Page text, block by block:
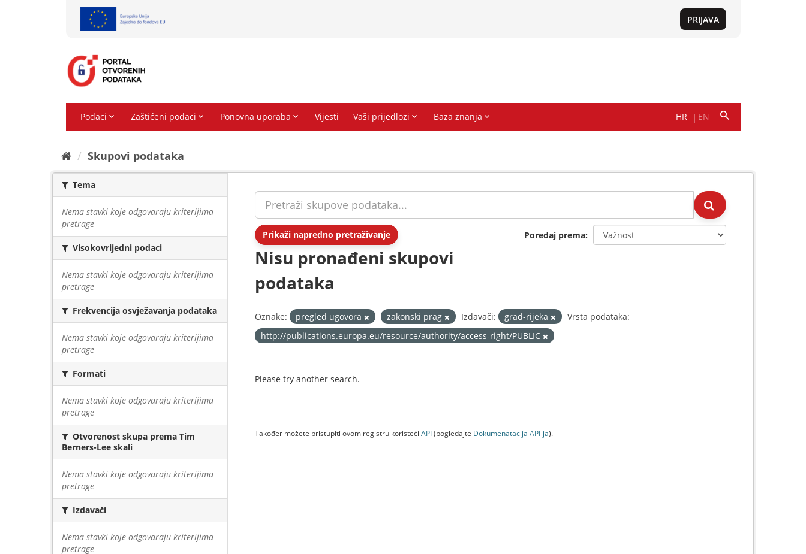
Skupovi podаtаkа
Tema
Nema stavki koje odgovaraju kriterijima
pretrage
Visokovrijedni podaci
Nema stavki koje odgovaraju kriterijima
pretrage
Frekvencija osvježavanja podataka
Nema stavki koje odgovaraju kriterijima
pretrage
Formati
Nema stavki koje odgovaraju kriterijima
pretrage
Otvorenost skupa prema Tim
Berners-Lee skali
Nema stavki koje odgovaraju kriterijima
pretrage
Izdavači
Nema stavki koje odgovaraju kriterijima
pretrage
Prikaži napredno pretraživanje Poredaj prema
Nisu pronađeni skupovi
podataka
Oznake: pregled ugovora zakonski prag Izdavači: grad-rijeka
Vrsta podataka:
http://publications.europa.eu/resource/authority/access-right/PUBLIC
Please try another search.
Također možete pristupiti ovom registru koristeći API(pogledajte Dokumenаtаcijа API-jа).